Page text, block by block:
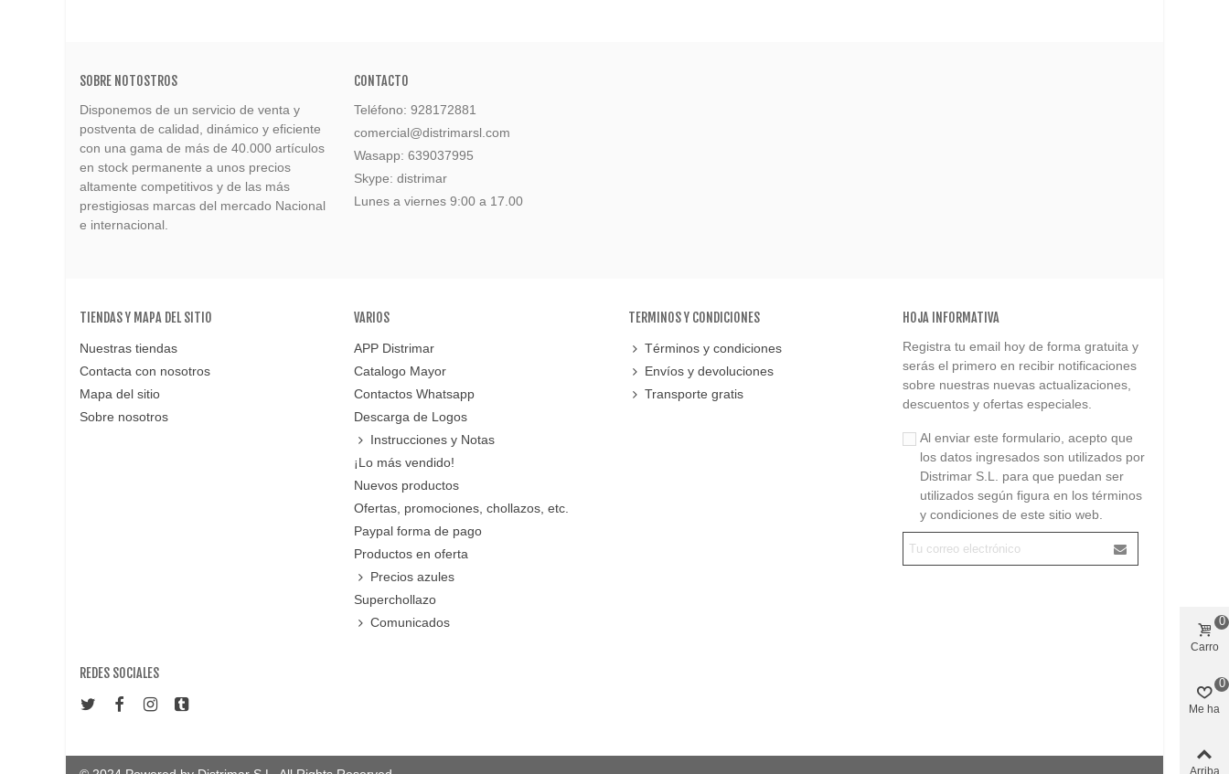
SOBRE NOTOSTROS
Disponemos de un servicio de venta y
postventa de calidad, dinámico y eficiente
con una gama de más de 40.000 artículos
en stock permanente a unos precios
altamente competitivos y de las más
prestigiosas marcas del mercado Nacional
e internacional.
CONTACTO
Teléfono: 928172881
comercial@distrimarsl.com
Wasapp: 639037995
Skype: distrimar
Lunes a viernes 9:00 a 17.00
TIENDAS Y MAPA DEL SITIO
Nuestras tiendas
Contacta con nosotros
Mapa del sitio
Sobre nosotros
VARIOS
APP Distrimar
Catalogo Mayor
Contactos Whatsapp
Descarga de Logos
Instrucciones y Notas
¡Lo más vendido!
Nuevos productos
Ofertas, promociones, chollazos, etc.
Paypal forma de pago
Productos en oferta
Precios azules
Superchollazo
Comunicados
TERMINOS Y CONDICIONES
Términos y condiciones
Envíos y devoluciones
Transporte gratis
HOJA INFORMATIVA
Registra tu email hoy de forma gratuita y
serás el primero en recibir notificaciones
sobre nuestras nuevas actualizaciones,
descuentos y ofertas especiales.
Al enviar este formulario, acepto que
los datos ingresados son utilizados por
Distrimar S.L. para que puedan ser
utilizados según figura en los términos
y condiciones de este sitio web.
REDES SOCIALES
Carro
0
Me ha
0
Arriba